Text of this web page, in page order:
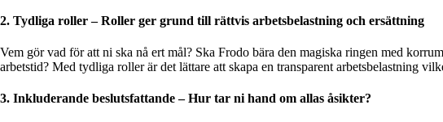
2. Tydliga roller – Roller ger grund till rättvis arbetsbelastning och ersättning
Vem gör vad för att ni ska nå ert mål? Ska Frodo bära den magiska ringen med
arbetstid? Med tydliga roller är det lättare att skapa en transparent arbetsbelastning
3. Inkluderande beslutsfattande – Hur tar ni hand om allas åsikter?